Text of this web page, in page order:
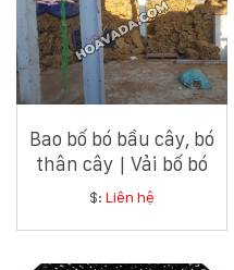
VỤ
KỸ
THUẬT
CÂY
Bao bố bó bầu cây, bó
thân cây | Vải bố bó
bầu cây, bó thân cây
$: Liên hệ